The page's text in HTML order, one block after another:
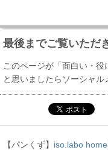
最後までご覧いただ
このページが「面白い・
と思いましたらソーシャル
【パンくず】 iso.labo